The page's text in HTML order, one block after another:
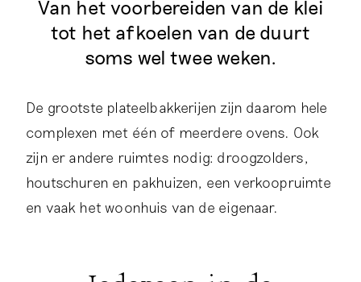
Van het voorbereiden van de klei
tot het afkoelen van de duurt
soms wel twee weken.
De grootste plateelbakkerijen zijn daarom hele
complexen met één of meerdere ovens. Ook
zijn er andere ruimtes nodig: droogzolders,
houtschuren en pakhuizen, een verkoopruimte
en vaak het woonhuis van de eigenaar.